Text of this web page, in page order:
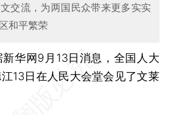
交流，为两国民众带来更多实实
和平繁荣
新华网9月13日消息，全国人大
13日在人民大会堂会见了文莱